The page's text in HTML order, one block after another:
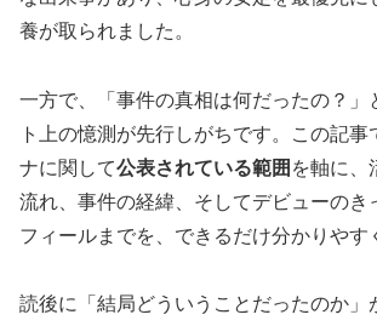
養が取られました。
一方で、「事件の真相は何だったの？」
ト上の憶測が先行しがちです。この記
ナに関して公表されている範囲 を軸に、
流れ、事件の経緯、そしてデビューのき
フィールまでを、できるだけ分かりやす
読後に「結局どういうことだったのか」